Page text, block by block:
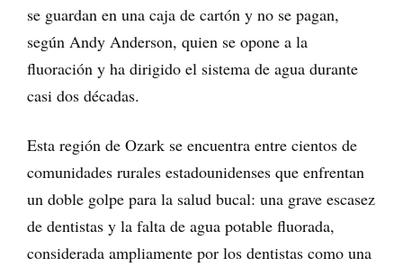
se guardan en una caja de cartón y no se pagan,
según Andy Anderson, quien se opone a la
fluoración y ha dirigido el sistema de agua durante
casi dos décadas.
Esta región de Ozark se encuentra entre cientos de
comunidades rurales estadounidenses que enfrentan
un doble golpe para la salud bucal: una grave escasez
de dentistas y la falta de agua potable fluorada,
considerada ampliamente por los dentistas como una